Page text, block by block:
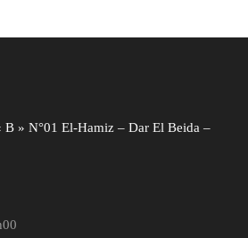
B » N°01 El-Hamiz – Dar El Beida –